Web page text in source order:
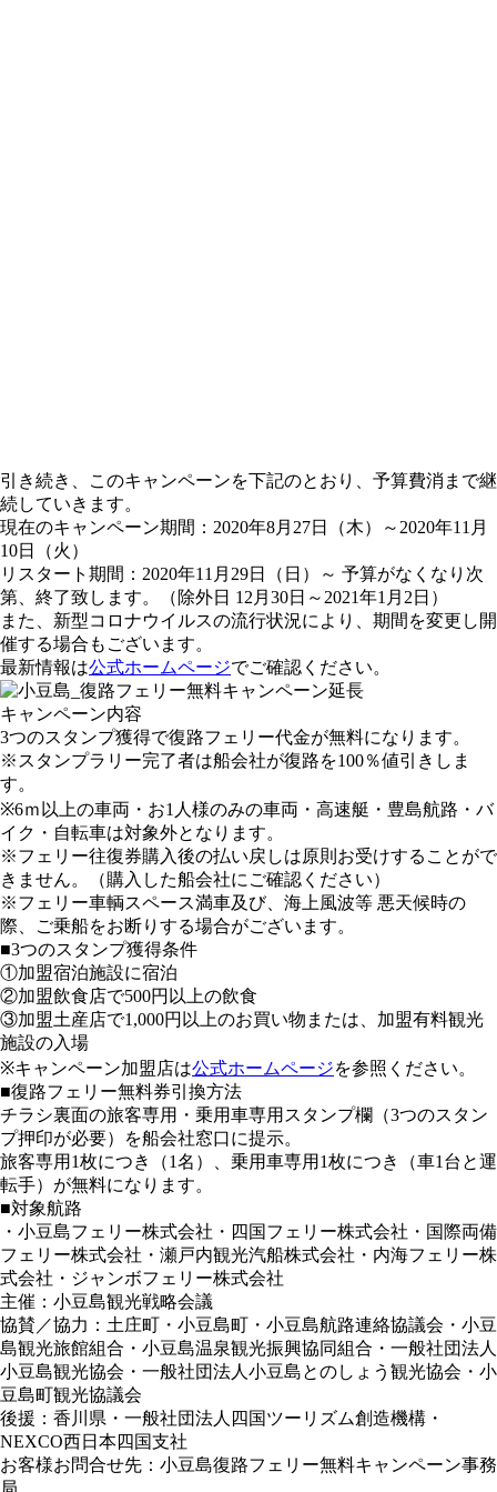
引き続き、このキャンペーンを下記のとおり、予算費消まで継
続していきます。
現在のキャンペーン期間：2020年8月27日（木）～2020年11月
10日（火）
リスタート期間：2020年11月29日（日）～ 予算がなくなり次
第、終了致します。（除外日 12月30日～2021年1月2日）
また、新型コロナウイルスの流行状況により、期間を変更し開
催する場合もございます。
最新情報は公式ホームページでご確認ください。
キャンペーン内容
3つのスタンプ獲得で復路フェリー代金が無料になります。
※スタンプラリー完了者は船会社が復路を100％値引きしま
す。
※6ｍ以上の車両・お1人様のみの車両・高速艇・豊島航路・バ
イク・自転車は対象外となります。
※フェリー往復券購入後の払い戻しは原則お受けすることがで
きません。（購入した船会社にご確認ください）
※フェリー車輌スペース満車及び、海上風波等 悪天候時の
際、ご乗船をお断りする場合がございます。
■3つのスタンプ獲得条件
①加盟宿泊施設に宿泊
②加盟飲食店で500円以上の飲食
③加盟土産店で1,000円以上のお買い物または、加盟有料観光
施設の入場
※キャンペーン加盟店は公式ホームページを参照ください。
■復路フェリー無料券引換方法
チラシ裏面の旅客専用・乗用車専用スタンプ欄（3つのスタン
プ押印が必要）を船会社窓口に提示。
旅客専用1枚につき（1名）、乗用車専用1枚につき（車1台と運
転手）が無料になります。
■対象航路
・小豆島フェリー株式会社・四国フェリー株式会社・国際両備
フェリー株式会社・瀬戸内観光汽船株式会社・内海フェリー株
式会社・ジャンボフェリー株式会社
主催：小豆島観光戦略会議
協賛／協力：土庄町・小豆島町・小豆島航路連絡協議会・小豆
島観光旅館組合・小豆島温泉観光振興協同組合・一般社団法人
小豆島観光協会・一般社団法人小豆島とのしょう観光協会・小
豆島町観光協議会
後援：香川県・一般社団法人四国ツーリズム創造機構・
NEXCO西日本四国支社
お客様お問合せ先：小豆島復路フェリー無料キャンペーン事務
局